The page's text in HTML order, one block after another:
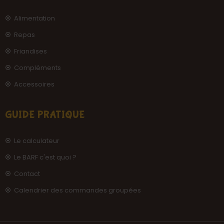
Alimentation
Repas
Friandises
Compléments
Accessoires
GUIDE PRATIQUE
Le calculateur
Le BARF c'est quoi ?
Contact
Calendrier des commandes groupées